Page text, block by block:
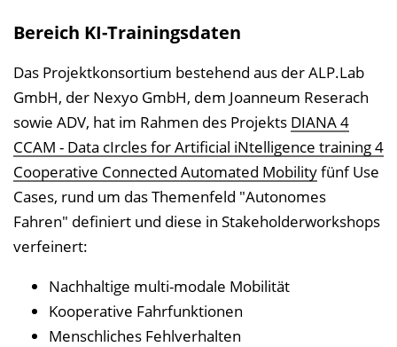
Bereich KI-Trainingsdaten
Das Projektkonsortium bestehend aus der ALP.Lab
GmbH, der Nexyo GmbH, dem Joanneum Reserach
sowie ADV, hat im Rahmen des Projekts DIANA 4
CCAM - Data cIrcles for Artificial iNtelligence training 4
Cooperative Connected Automated Mobilityfünf Use
Cases, rund um das Themenfeld "Autonomes
Fahren" definiert und diese in Stakeholderworkshops
verfeinert:
Nachhaltige multi-modale Mobilität
Kooperative Fahrfunktionen
Menschliches Fehlverhalten